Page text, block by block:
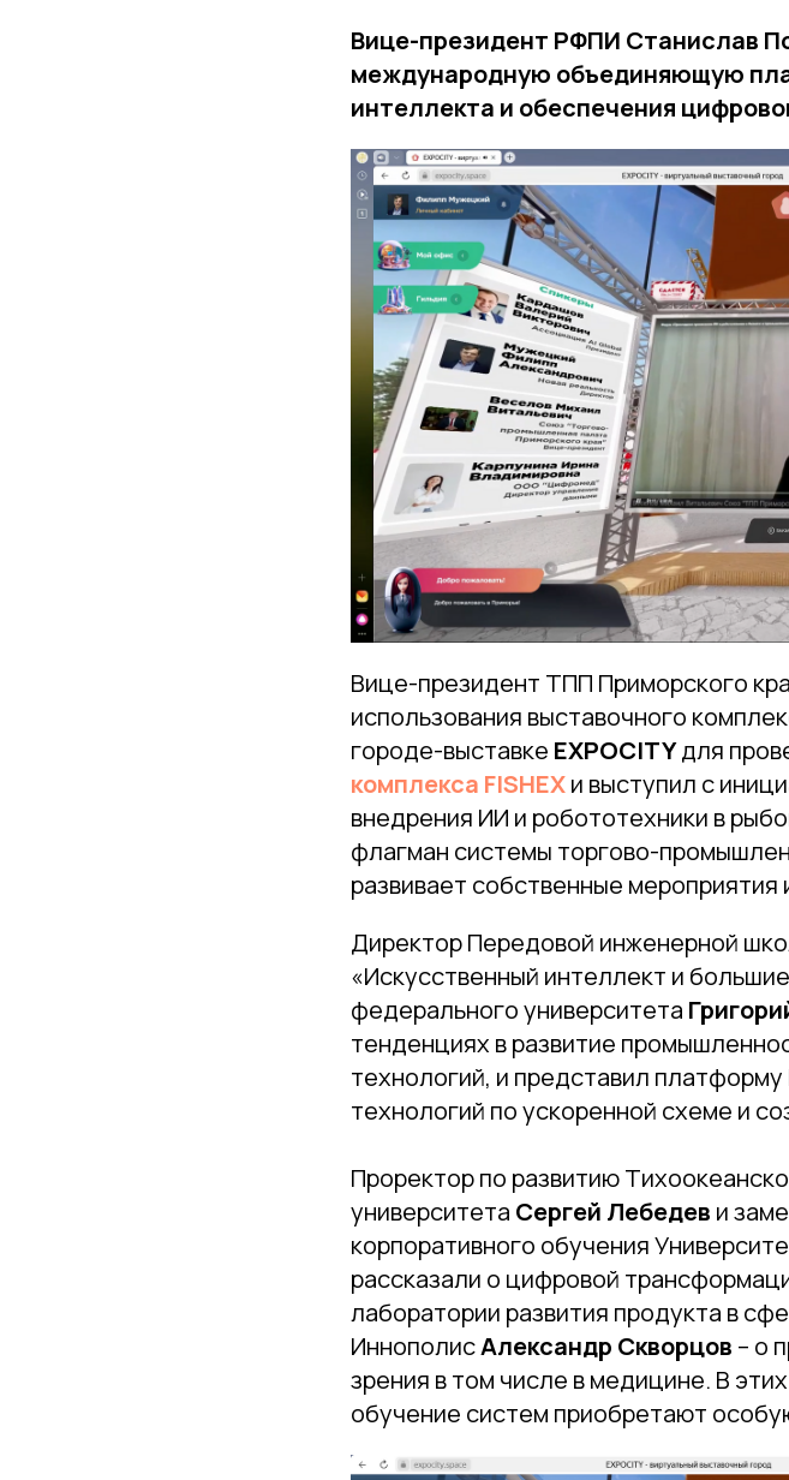
Вице-президент РФПИ Станислав
международную объединяющую
интеллекта и обеспечения
Вице-президент ТПП Приморского
использования выставочного
городе-выставке EXPOCITYдля
комплекса FISHEXи выступил с
внедрения ИИ и робототехники в
флагман системы торгово-
развивает собственные
Директор Передовой инженерной
«Искусственный интеллект и
федерального университета
тенденциях в развитие
технологий, и представил
технологий по ускоренной схеме и
Проректор по развитию
университета Сергей Лебедев и
корпоративного обучения
рассказали о цифровой
лаборатории развития продукта в
ИннополисАлександр Скворцов – о
зрения в том числе в медицине. В
обучение систем приобретают